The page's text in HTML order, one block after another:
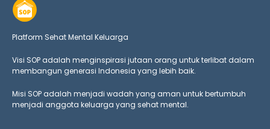
Platform Sehat Mental Keluarga
Visi SOP adalah menginspirasi jutaan orang untuk terlibat dalam
membangun generasi Indonesia yang lebih baik.
Misi SOP adalah menjadi wadah yang aman untuk bertumbuh
menjadi anggota keluarga yang sehat mental.